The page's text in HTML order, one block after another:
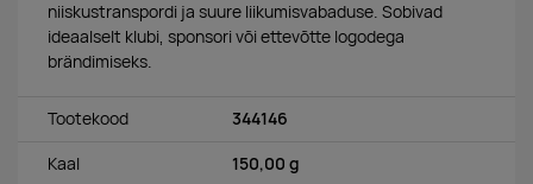
niiskustranspordi ja suure liikumisvabaduse. Sobivad
ideaalselt klubi, sponsori või ettevõtte logodega
brändimiseks.
Tootekood 344146
Kaal 150,00 g